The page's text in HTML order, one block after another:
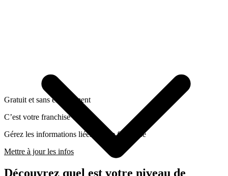
Gratuit et sans engagement
C’est votre franchise ?
Gérez les informations liées a cette franchise
Mettre à jour les infos
Découvrez quel est votre niveau de